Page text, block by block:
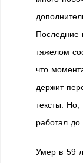
Последние
тяжелом
что
держит
тексты.
работал до
Умер в 59